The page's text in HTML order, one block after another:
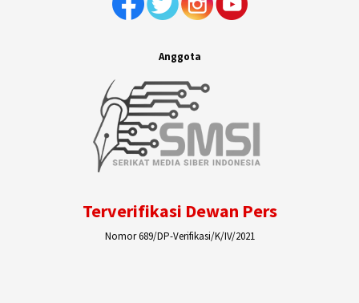
Anggota
Terverifikasi Dewan Pers
Nomor 689/DP-Verifikasi/K/IV/2021